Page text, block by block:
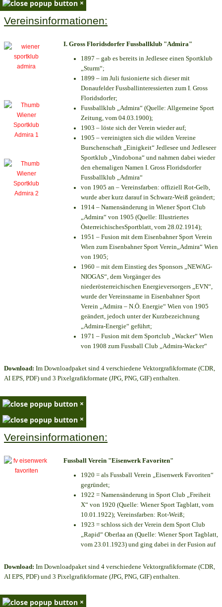
×
Vereinsinformationen:
I. Gross Floridsdorfer Fussballklub "Admira"
1897 – gab es bereits in Jedlesee einen Sportklub
„Sturm“;
1899 – im Juli fusionierte sich dieser mit
Donaufelder Fussballinteressierten zum I. Gross
Floridsdorfer;
Fussballklub „Admira“ (Quelle: Allgemeine Sport
Zeitung, vom 04.03.1900);
1903 – löste sich der Verein wieder auf;
1905 – vereinigten sich die wilden Vereine
Burschenschaft „Einigkeit“ Jedlesee und Jedleseer
Sportklub „Vindobona“ und nahmen dabei wieder
den ehemaligen Namen I. Gross Floridsdorfer
Fussballklub „Admira“
von 1905 an – Vereinsfarben: offiziell Rot-Gelb,
wurde aber kurz darauf in Schwarz-Weiß geändert;
1914 – Namensänderung in Wiener Sport Club
„Admira“ von 1905 (Quelle: Illustriertes
ÖsterreichischesSportblatt, vom 28.02.1914);
1951 – Fusion mit dem Eisenbahner Sport Verein
Wien zum Eisenbahner Sport Verein„Admira“ Wien
von 1905;
1960 – mit dem Einstieg des Sponsors „NEWAG-
NIOGAS“, dem Vorgänger des
niederösterreichischen Energieversorgers „EVN“,
wurde der Vereinsname in Eisenbahner Sport
Verein „Admira – N.Ö. Energie“ Wien von 1905
geändert, jedoch unter der Kurzbezeichnung
„Admira-Energie“ geführt;
1971 – Fusion mit dem Sportclub „Wacker“ Wien
von 1908 zum Fussball Club „Admira-Wacker“
Download: Im Downloadpaket sind 4 verschiedene Vektorgrafikformate (CDR,
AI EPS, PDF) und 3 Pixelgrafikformate (JPG, PNG, GIF) enthalten.
×
×
Vereinsinformationen:
Fussball Verein "Eisenwerk Favoriten"
1920 = als Fussball Verein „Eisenwerk Favoriten“
gegründet;
1922 = Namensänderung in Sport Club „Freiheit
X“ von 1920 (Quelle: Wiener Sport Tagblatt, vom
10.01.1922); Vereinsfarben: Rot-Weiß;
1923 = schloss sich der Verein dem Sport Club
„Rapid“ Oberlaa an (Quelle: Wiener Sport Tagblatt,
vom 23.01.1923) und ging dabei in der Fusion auf
Download: Im Downloadpaket sind 4 verschiedene Vektorgrafikformate (CDR,
AI EPS, PDF) und 3 Pixelgrafikformate (JPG, PNG, GIF) enthalten.
×